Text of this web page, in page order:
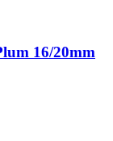
16/20mm